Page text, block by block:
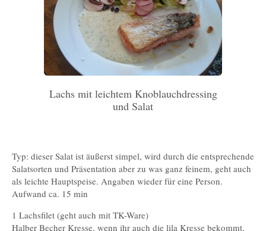
Lachs mit leichtem Knoblauchdressing
und Salat
Typ: dieser Salat ist äußerst simpel, wird durch die entsprechende
Salatsorten und Präsentation aber zu was ganz feinem, geht auch
als leichte Hauptspeise. Angaben wieder für eine Person.
Aufwand ca. 15 min
1 Lachsfilet (geht auch mit TK-Ware)
Halber Becher Kresse, wenn ihr auch die lila Kresse bekommt,